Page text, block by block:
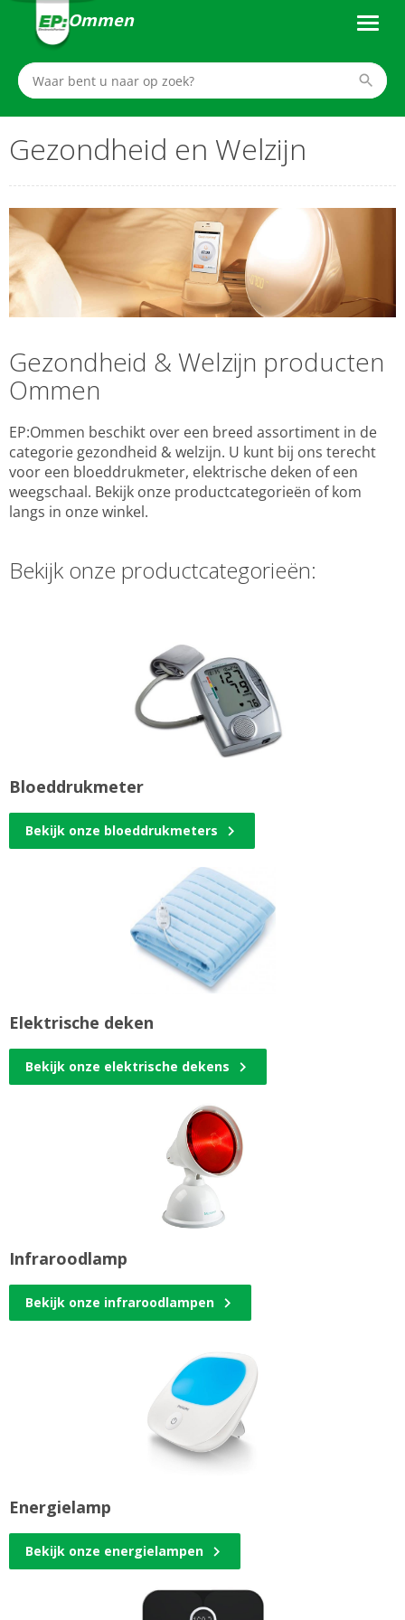
Ommen
Gezondheid en Welzijn
Gezondheid & Welzijn producten
Ommen
EP:Ommen beschikt over een breed assortiment in de
categorie gezondheid & welzijn. U kunt bij ons terecht
voor een bloeddrukmeter, elektrische deken of een
weegschaal. Bekijk onze productcategorieën of kom
langs in onze winkel.
Bekijk onze productcategorieën:
Bloeddrukmeter
Bekijk onze bloeddrukmeters
Elektrische deken
Bekijk onze elektrische dekens
Infraroodlamp
Bekijk onze infraroodlampen
Energielamp
Bekijk onze energielampen